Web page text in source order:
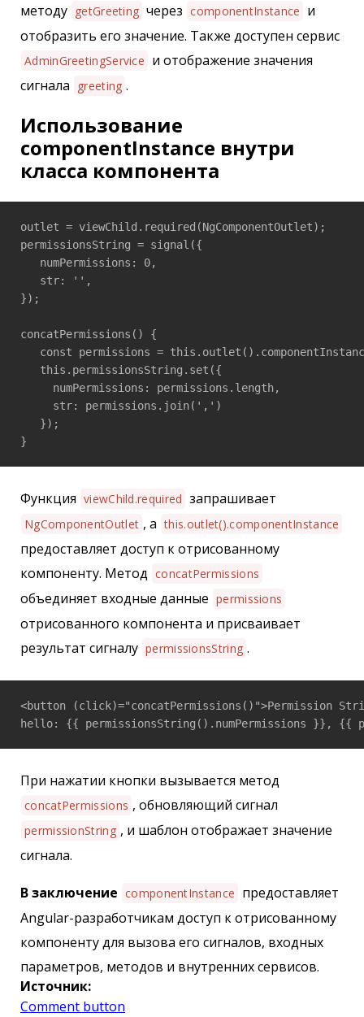
методу getGreeting через componentInstance и
отобразить его значение. Также доступен сервис
AdminGreetingService и отображение значения
сигнала greeting .
Использование
componentInstance внутри
класса компонента
outlet = viewChild.required(NgComponentOutlet);
permissionsString = signal({
   numPermissions: 0,
   str: '',
});
concatPermissions() {
const permissions =
   this.permissionsString.set({
     numPermissions: permissions.length,
     str: permissions.join(',')
   });
}
Функция viewChild.required запрашивает
NgComponentOutlet , а this.outlet().componentInstance
предоставляет доступ к отрисованному
компоненту. Метод concatPermissions
объединяет входные данные permissions
отрисованного компонента и присваивает
результат сигналу permissionsString .
<button (click)="concatPermissions()">Permission
hello: {{ permissionsString().numPermissions }}, {{
При нажатии кнопки вызывается метод
concatPermissions , обновляющий сигнал
permissionString , и шаблон отображает значение
сигнала.
В заключение componentInstance предоставляет
Angular-разработчикам доступ к отрисованному
компоненту для вызова его сигналов, входных
параметров, методов и внутренних сервисов.
Источник:
Comment button